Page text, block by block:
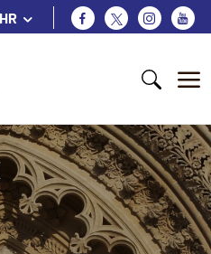
HR